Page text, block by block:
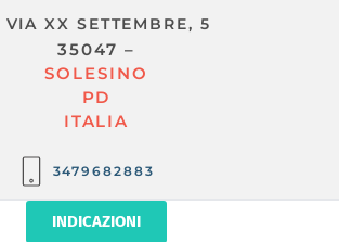
VIA XX SETTEMBRE, 5
35047 –
SOLESINO
PD
ITALIA
3479682883
INDICAZIONI